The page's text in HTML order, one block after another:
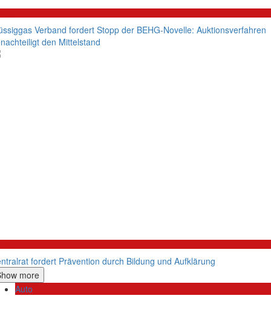
Verband fordert Stopp der BEHG-Novelle: Auktionsverfahren
den Mittelstand
fordert Prävention durch Bildung und Aufklärung
more
Auto